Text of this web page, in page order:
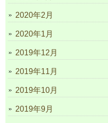
2020年2月
2020年1月
2019年12月
2019年11月
2019年10月
2019年9月